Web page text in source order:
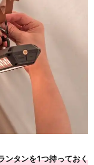
ンタンを1つ持っておく